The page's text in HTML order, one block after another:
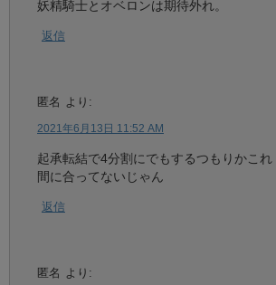
妖精騎士とオベロンは期待外れ。
返信
匿名 より:
2021年6月13日 11:52 AM
起承転結で4分割にでもするつもりかこれ
間に合ってないじゃん
返信
匿名 より: